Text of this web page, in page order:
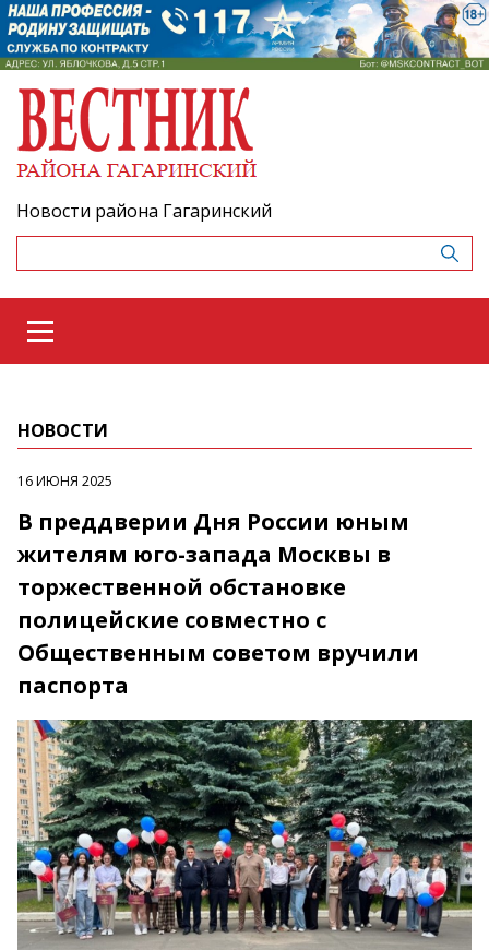
Новости района Гагаринский
НОВОСТИ
16 ИЮНЯ 2025
В преддверии Дня России юным
жителям юго-запада Москвы в
торжественной обстановке
полицейские совместно с
Общественным советом вручили
паспорта